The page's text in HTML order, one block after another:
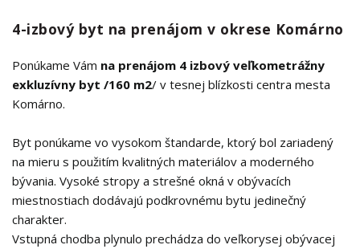
4-izbový byt na prenájom v okrese Komárno
Ponúkame Vám na prenájom 4 izbový veľkometrážny
exkluzívny byt /160 m2/ v tesnej blízkosti centra mesta
Komárno.
Byt ponúkame vo vysokom štandarde, ktorý bol zariadený
na mieru s použitím kvalitných materiálov a moderného
bývania. Vysoké stropy a strešné okná v obývacích
miestnostiach dodávajú podkrovnému bytu jedinečný
charakter.
Vstupná chodba plynulo prechádza do veľkorysej obývacej